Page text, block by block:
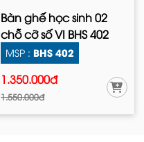
Bàn ghế học sinh 02
chỗ cỡ số VI BHS 402
MSP : BHS 402
1.350.000đ
1.550.000đ